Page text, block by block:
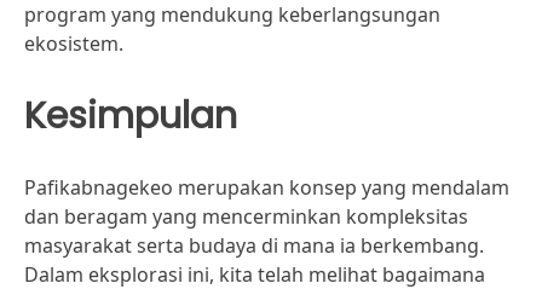
program yang mendukung keberlangsungan
ekosistem.
Kesimpulan
Pafikabnagekeo merupakan konsep yang mendalam
dan beragam yang mencerminkan kompleksitas
masyarakat serta budaya di mana ia berkembang.
Dalam eksplorasi ini, kita telah melihat bagaimana